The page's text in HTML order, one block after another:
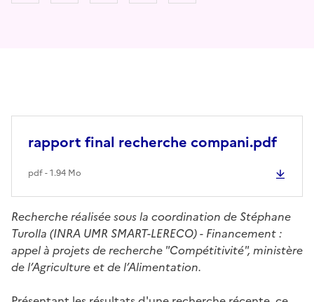
rapport final recherche compani.pdf
pdf - 1.94 Mo
Recherche réalisée sous la coordination de Stéphane
Turolla (INRA UMR SMART-LERECO) - Financement :
appel à projets de recherche "Compétitivité", ministère
de l’Agriculture et de l’Alimentation.